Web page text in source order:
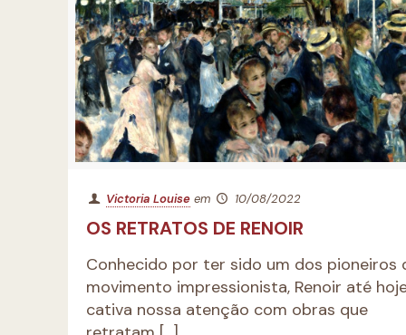
Victoria Louise em 10/08/2022
OS RETRATOS DE RENOIR
Conhecido por ter sido um dos pioneiros
movimento impressionista, Renoir até
cativa nossa atenção com obras que